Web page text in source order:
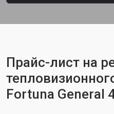
Прайс-лист на
Fortuna General